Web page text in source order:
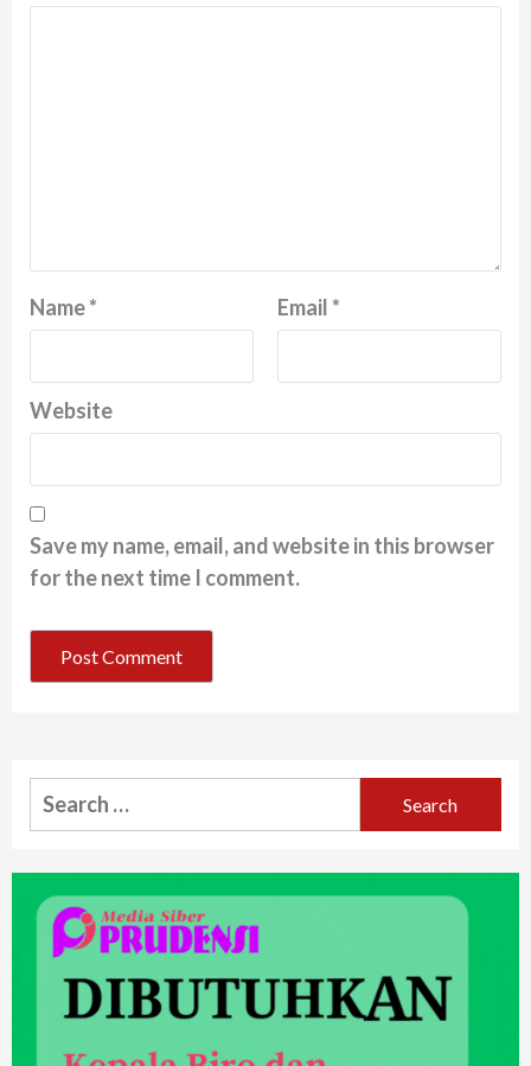
Name* Email*
Website
Save my name, email, and website in this browser
for the next time I comment.